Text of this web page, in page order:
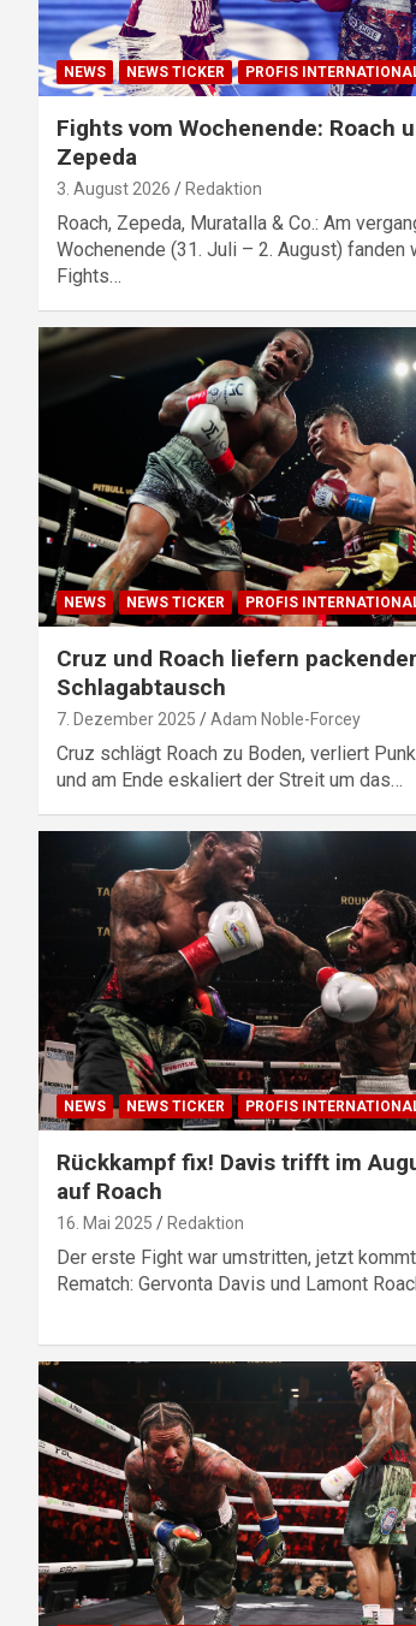
NEWS NEWS TICKER PROFIS
Fights vom Wochenende: Roach
Zepeda
3. August 2026 Redaktion
Roach, Zepeda, Muratalla & Co.: Am
Wochenende (31. Juli – 2. August) fanden
Fights…
NEWS NEWS TICKER PROFIS
Cruz und Roach liefern
Schlagabtausch
7. Dezember 2025 Adam Noble-Forcey
Cruz schlägt Roach zu Boden, verliert
und am Ende eskaliert der Streit um das…
NEWS NEWS TICKER PROFIS
Rückkampf fix! Davis trifft im
auf Roach
16. Mai 2025 Redaktion
Der erste Fight war umstritten, jetzt
Rematch: Gervonta Davis und Lamont